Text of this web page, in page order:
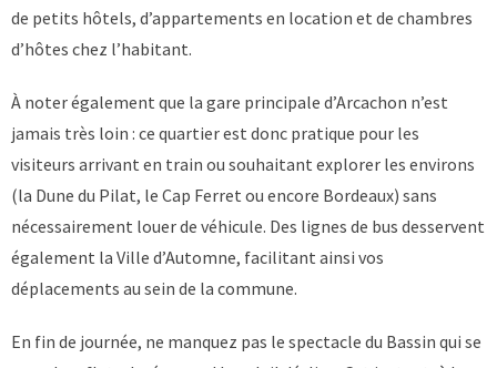
de petits hôtels, d’appartements en location et de chambres
d’hôtes chez l’habitant.
À noter également que la gare principale d’Arcachon n’est
jamais très loin : ce quartier est donc pratique pour les
visiteurs arrivant en train ou souhaitant explorer les environs
(la Dune du Pilat, le Cap Ferret ou encore Bordeaux) sans
nécessairement louer de véhicule. Des lignes de bus desservent
également la Ville d’Automne, facilitant ainsi vos
déplacements au sein de la commune.
En fin de journée, ne manquez pas le spectacle du Bassin qui se